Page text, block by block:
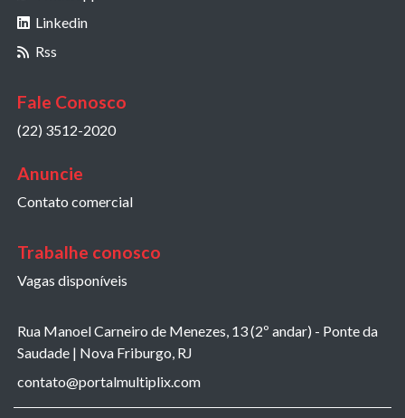
Linkedin
Rss
Fale Conosco
(22) 3512-2020
Anuncie
Contato comercial
Trabalhe conosco
Vagas disponíveis
Rua Manoel Carneiro de Menezes, 13 (2º andar) - Ponte da
Saudade | Nova Friburgo, RJ
contato@portalmultiplix.com